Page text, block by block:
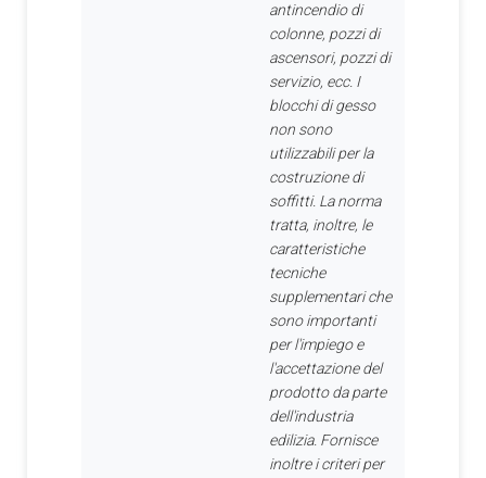
antincendio di
colonne, pozzi di
ascensori, pozzi di
servizio, ecc. I
blocchi di gesso
non sono
utilizzabili per la
costruzione di
soffitti. La norma
tratta, inoltre, le
caratteristiche
tecniche
supplementari che
sono importanti
per l'impiego e
l'accettazione del
prodotto da parte
dell'industria
edilizia. Fornisce
inoltre i criteri per